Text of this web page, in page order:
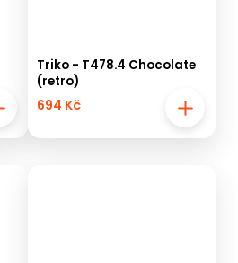
Triko - T478.4 Chocolate
(retro)
694 Kč